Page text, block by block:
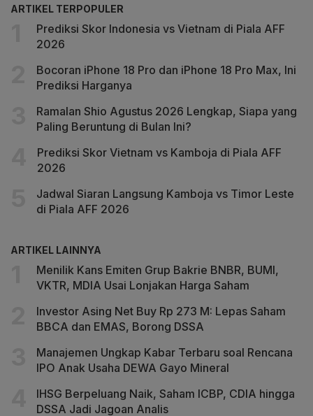
ARTIKEL TERPOPULER
Prediksi Skor Indonesia vs Vietnam di Piala AFF
2026
Bocoran iPhone 18 Pro dan iPhone 18 Pro Max, Ini
Prediksi Harganya
Ramalan Shio Agustus 2026 Lengkap, Siapa yang
Paling Beruntung di Bulan Ini?
Prediksi Skor Vietnam vs Kamboja di Piala AFF
2026
Jadwal Siaran Langsung Kamboja vs Timor Leste
di Piala AFF 2026
ARTIKEL LAINNYA
Menilik Kans Emiten Grup Bakrie BNBR, BUMI,
VKTR, MDIA Usai Lonjakan Harga Saham
Investor Asing Net Buy Rp 273 M: Lepas Saham
BBCA dan EMAS, Borong DSSA
Manajemen Ungkap Kabar Terbaru soal Rencana
IPO Anak Usaha DEWA Gayo Mineral
IHSG Berpeluang Naik, Saham ICBP, CDIA hingga
DSSA Jadi Jagoan Analis